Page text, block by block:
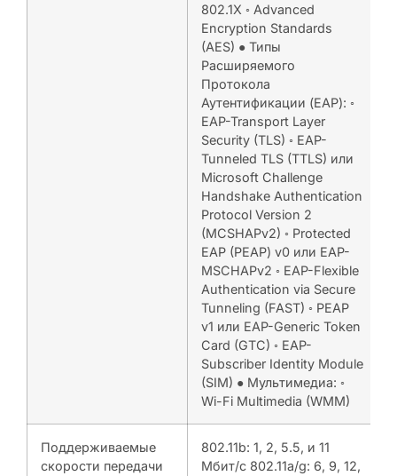
802.1X ◦ Advanced
Encryption Standards
(AES) ● Типы
Расширяемого
Протокола
Аутентификации (EAP): ◦
EAP-Transport Layer
Security (TLS) ◦ EAP-
Tunneled TLS (TTLS) или
Microsoft Challenge
Handshake Authentication
Protocol Version 2
(MCSHAPv2) ◦ Protected
EAP (PEAP) v0 или EAP-
MSCHAPv2 ◦ EAP-Flexible
Authentication via Secure
Tunneling (FAST) ◦ PEAP
v1 или EAP-Generic Token
Card (GTC) ◦ EAP-
Subscriber Identity Module
(SIM) ● Мультимедиа: ◦
Wi-Fi Multimedia (WMM)
Поддерживаемые
скорости передачи
802.11b: 1, 2, 5.5, и 11
Мбит/с 802.11a/g: 6, 9, 12,